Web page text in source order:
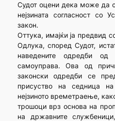
Судот оцени дека може да
нејзината согласност со
закон.
Оттука, имајќи ја предвид
Одлука, според Судот,
наведените одредби од
самоуправа. Ова од
законски одредби се
присуство на седница
нејзиното времетраење,
трошоци врз основа на
на државните